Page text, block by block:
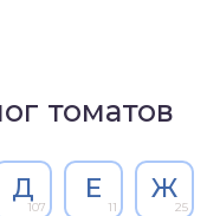
томатов
Д
107
Е
11
Ж
25